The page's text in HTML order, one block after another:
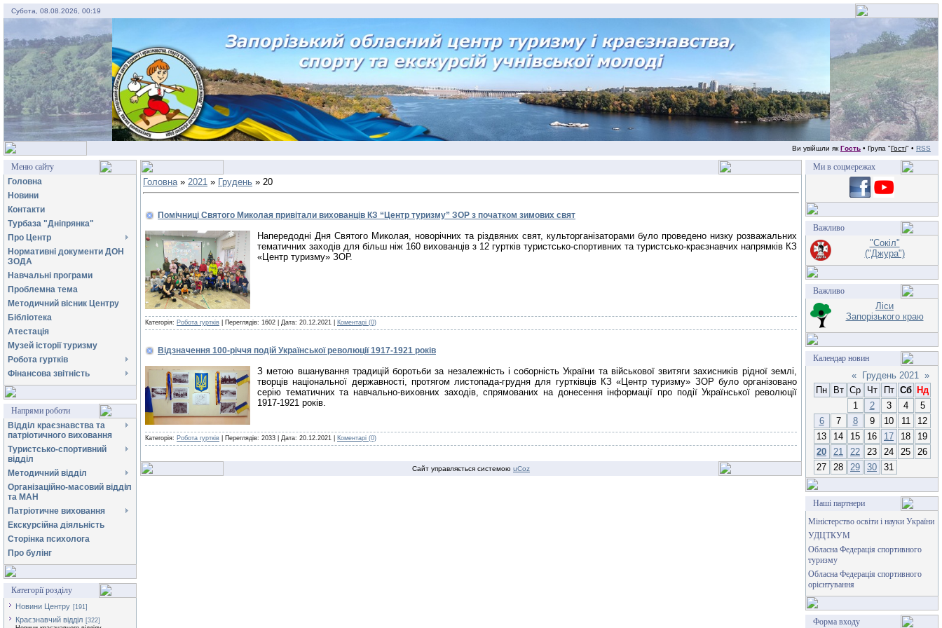
Субота, 08.08.2026, 00:19
Ви увійшли як Гость • Група "Гості" • RSS
Меню сайту
Головна
Новини
Контакти
Турбаза "Дніпрянка"
Про Центр
Нормативні документи ДОН
ЗОДА
Навчальні програми
Проблемна тема
Методичний вісник Центру
Бібліотека
Атестація
Музей історії туризму
Робота гуртків
Фінансова звітність
Напрями роботи
Відділ краєзнавства та
патріотичного виховання
Туристсько-спортивний
відділ
Методичний відділ
Організаційно-масовий відділ
та МАН
Патріотичне виховання
Екскурсійна діяльність
Сторінка психолога
Про булінг
Категорії розділу
Новини Центру [191]
Краєзнавчий відділ [322]
Головна» 2021 » Грудень » 20
Помічниці Святого Миколая привітали вихованців КЗ “Центр туризму” ЗОР з початком зимових свят
Напередодні Дня Святого Миколая, новорічних та різдвяних свят, культорганізаторами було проведено низку розважальних
тематичних заходів для більш ніж 160 вихованців з 12 гуртків туристсько-спортивних та туристсько-краєзнавчих напрямків КЗ
«Центр туризму» ЗОР.
Категорія: Робота гуртків | Переглядів: 1602 | Дата: 20.12.2021 Коментарі (0)
Відзначення 100-річчя подій Української революції 1917-1921 років
З метою вшанування традицій боротьби за незалежність і соборність України та військової звитяги захисників рідної землі,
творців національної державності, протягом листопада-грудня для гуртківців КЗ «Центр туризму» ЗОР було організовано
серію тематичних та навчально-виховних заходів, спрямованих на донесення інформації про події Української революції
1917-1921 років.
Категорія: Робота гуртків | Переглядів: 2033 | Дата: 20.12.2021 Коментарі (0)
Сайт управляється системою uCoz
Ми в соцмережах
Важливо
"Сокіл"
("Джура")
Важливо
Ліси
Запорізького краю
Календар новин
« Грудень 2021 »
Пн
Вт Ср Чт Пт Сб
Нд
1
2 3 4
5
6
7 8 9 10 11
12
13
14 15 16 17 18
19
20
21 22 23 24 25
26
27
28 29 30 31
Наші партнери
Міністерство освіти і науки України
УДЦТКУМ
Обласна Федерація спортивного
туризму
Обласна Федерація спортивного
орієнтування
Форма входу